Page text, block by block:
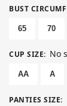
BUST
65 70
CUP SIZE: No
AA A
PANTIES SIZE: